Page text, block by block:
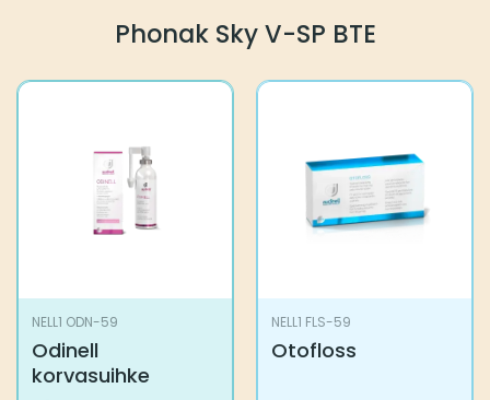
Phonak Sky V-SP BTE
NELL1 ODN-59
Odinell
korvasuihke
NELL1 FLS-59
Otofloss